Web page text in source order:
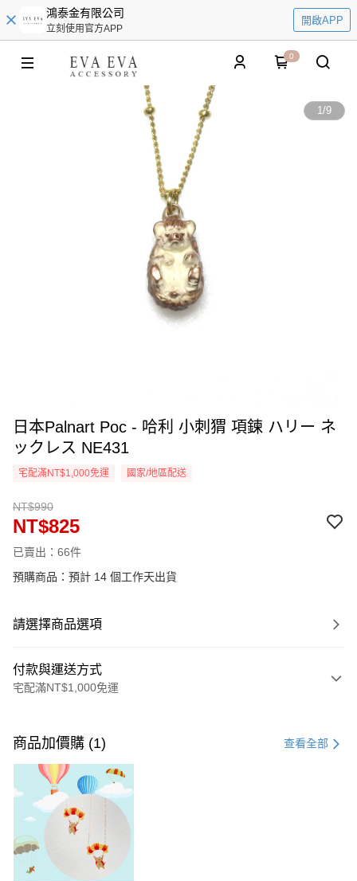
鴻泰金有限公司
立刻使用官方APP
開啟APP
0
1/9
日本Palnart Poc - 哈利 小刺猬 項鍊 ハリー ネ
ックレス NE431
宅配滿NT$1,000免運 國家/地區配送
NT$990
NT$825
已賣出：66件
預購商品：預計 14 個工作天出貨
請選擇商品選項
付款與運送方式
宅配滿NT$1,000免運
信用卡一次付款
LINE Pay
Apple Pay
Google Pay
商品加價購 (1) 查看全部